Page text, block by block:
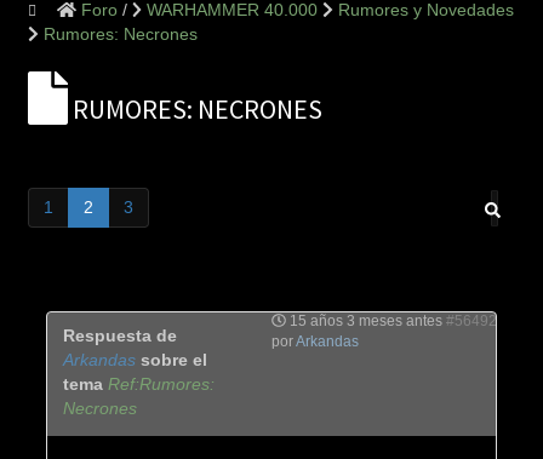
Foro WARHAMMER 40.000
Rumores y Novedades
Rumores: Necrones
RUMORES: NECRONES
1 2 3
15 años 3 meses antes #56492
porArkandas
Respuesta de
Arkandas sobre el
temaRef:Rumores:
Necrones